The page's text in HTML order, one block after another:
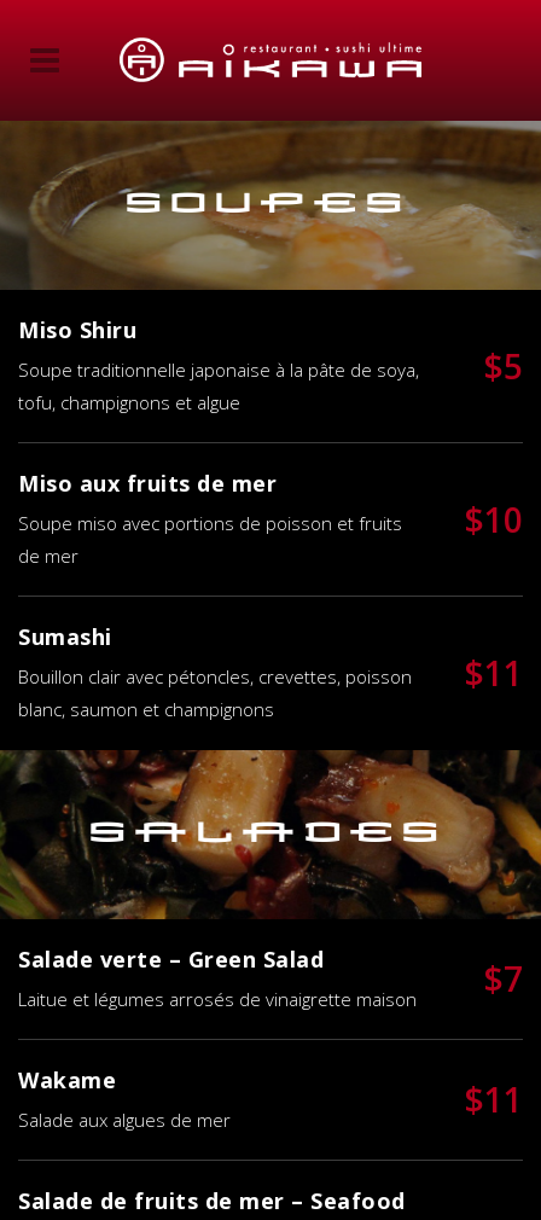
Soupes
Miso Shiru
Soupe traditionnelle japonaise à la pâte de soya,
tofu, champignons et algue
$5
Miso aux fruits de mer
Soupe miso avec portions de poisson et fruits
de mer
$10
Sumashi
Bouillon clair avec pétoncles, crevettes, poisson
blanc, saumon et champignons
$11
Salades
Salade verte – Green Salad
Laitue et légumes arrosés de vinaigrette maison $7
Wakame
Salade aux algues de mer $11
Salade de fruits de mer – Seafood